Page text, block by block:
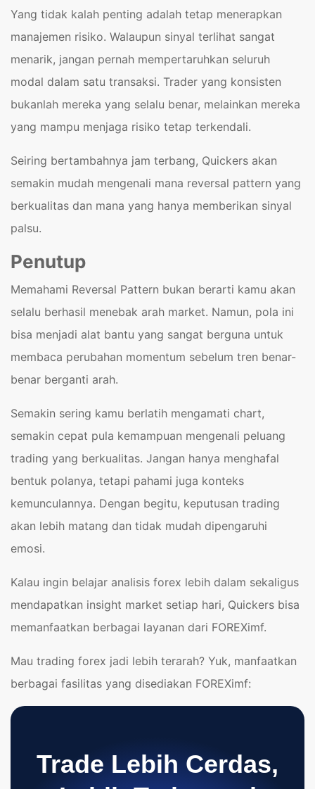
Yang tidak kalah penting adalah tetap menerapkan
manajemen risiko. Walaupun sinyal terlihat sangat
menarik, jangan pernah mempertaruhkan seluruh
modal dalam satu transaksi. Trader yang konsisten
bukanlah mereka yang selalu benar, melainkan mereka
yang mampu menjaga risiko tetap terkendali.
Seiring bertambahnya jam terbang, Quickers akan
semakin mudah mengenali mana reversal pattern yang
berkualitas dan mana yang hanya memberikan sinyal
palsu.
Penutup
Memahami Reversal Pattern bukan berarti kamu akan
selalu berhasil menebak arah market. Namun, pola ini
bisa menjadi alat bantu yang sangat berguna untuk
membaca perubahan momentum sebelum tren benar-
benar berganti arah.
Semakin sering kamu berlatih mengamati chart,
semakin cepat pula kemampuan mengenali peluang
trading yang berkualitas. Jangan hanya menghafal
bentuk polanya, tetapi pahami juga konteks
kemunculannya. Dengan begitu, keputusan trading
akan lebih matang dan tidak mudah dipengaruhi
emosi.
Kalau ingin belajar analisis forex lebih dalam sekaligus
mendapatkan insight market setiap hari, Quickers bisa
memanfaatkan berbagai layanan dari FOREXimf.
Mau trading forex jadi lebih terarah? Yuk, manfaatkan
berbagai fasilitas yang disediakan FOREXimf:
Trade Lebih Cerdas,